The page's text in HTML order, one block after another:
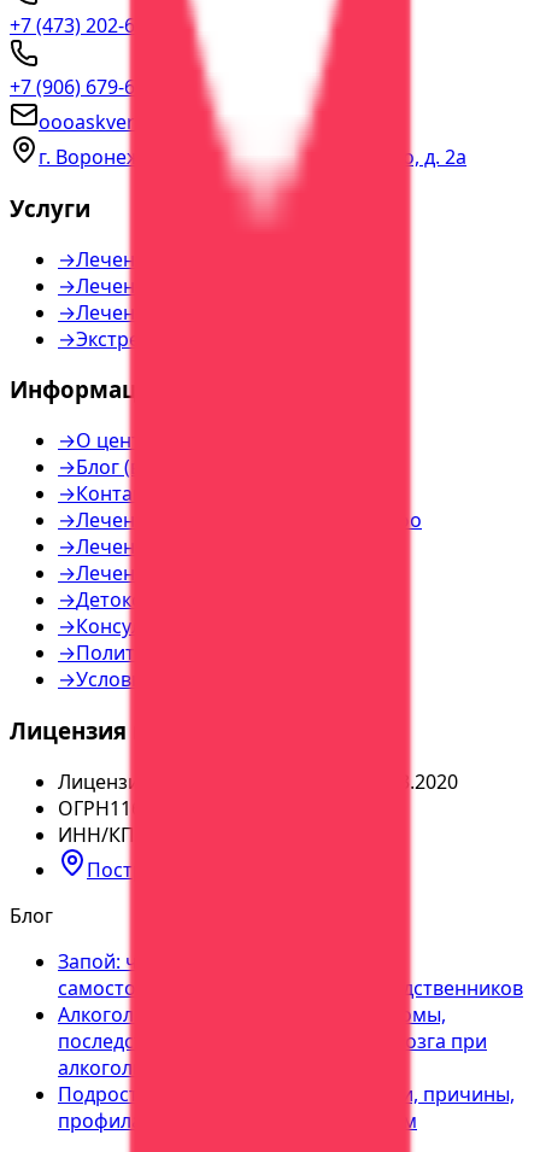
+7 (473) 202-60-03 прямая линия
+7 (906) 679-60-00
консультация
oooaskvera@yandex.ru
г. Воронеж, пер. Богдана Хмельницкого, д. 2а
Услуги
→Лечение алкоголизма
→Лечение наркомании
→Лечение игромании
→Экстренная помощь
Информация
→О центре
→Блог (все статьи)
→Контакты
→Лечение наркозависимости — инфо
→Лечение алкоголизма — инфо
→Лечение игромании — инфо
→Детоксикация — инфо
→Консультация — инфо
→Политика конфиденциальности
→Условия использования
Лицензия и реквизиты
Лицензия
ЛО-36-01-004065 от 05.03.2020
ОГРН1163668113179
ИНН/КПП
Построить маршрут
Блог
Запой: что делать, как остановить
самостоятельно. Инструкция для родственников
Алкогольная энцефалопатия: симптомы,
последствия, лечение. Поражение мозга при
алкоголизме
Подростковый алкоголизм: признаки, причины,
профилактика. Что делать родителям